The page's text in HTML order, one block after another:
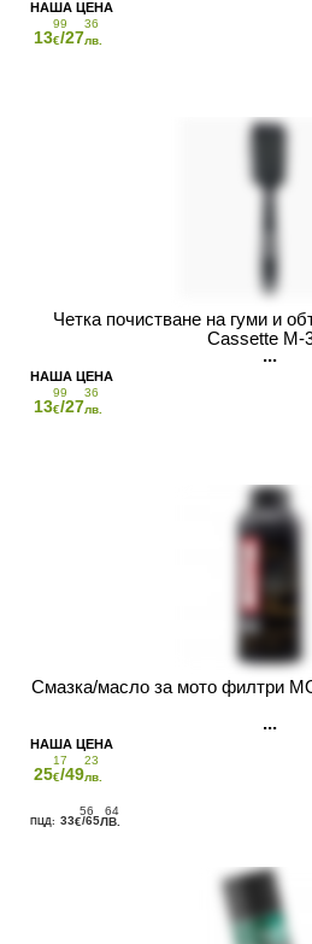
13
99
€/27
36
лв.
Четка почистване на гуми и
Cassette M-
13
99
€/27
36
лв.
Смазка/масло за мото филтри
25
17
€/49
23
лв.
33
56
€/65
64
ЛВ.